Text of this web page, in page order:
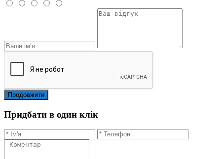
Продовжити
Придбати в один клік